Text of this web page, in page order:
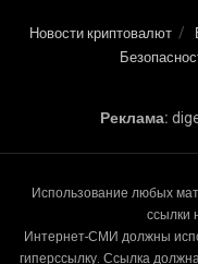
Новости криптовалют
Реклама:
Использование любых
ссылки
Интернет-СМИ должны
гиперссылку. Ссылка